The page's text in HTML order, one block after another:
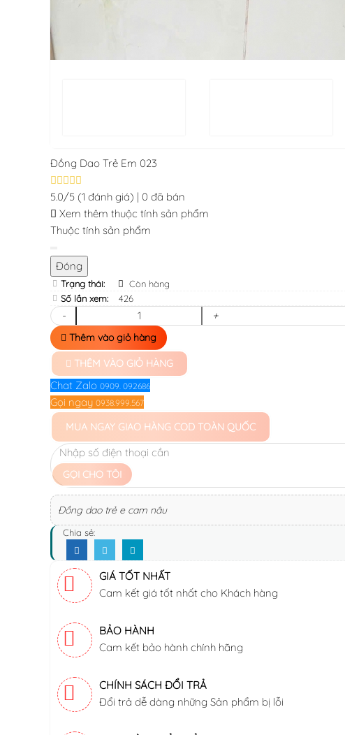
Đồng Dao Trẻ Em 023
5.0/5 (1 đánh giá) | 0 đã bán
Xem thêm thuộc tính sản phẩm
Thuộc tính sản phẩm
Đóng
Trạng thái:
Còn hàng
Số lần xem:
426
- +
Thêm vào giỏ hàng
THÊM VÀO GIỎ HÀNG
Chat Zalo 0909. 092686
Gọi ngay 0938.999.567
MUA NGAY GIAO HÀNG COD TOÀN QUỐC
GỌI CHO TÔI
Đồng dao trẻ e cam nâu
Chia sẻ:
GIÁ TỐT NHẤT
Cam kết giá tốt nhất cho Khách hàng
BẢO HÀNH
Cam kết bảo hành chính hãng
CHÍNH SÁCH ĐỔI TRẢ
Đổi trả dễ dàng những Sản phẩm bị lỗi